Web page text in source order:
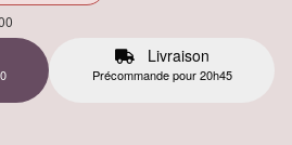
Livraison
Précommande pour 20h45